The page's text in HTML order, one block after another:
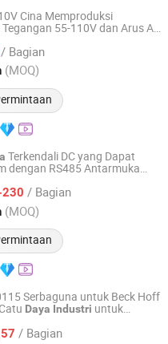
Cina Memproduksi
55-110V dan Arus AC
Listrik
/ Bagian
(MOQ)mulai 2010
Terkendali DC yang Dapat
dengan RS485 Antarmuka
/ Bagian
(MOQ)
Co., Ltd.
Harga mulai 2026
Serbaguna untuk Beck Hoff
Daya Industri untuk
/ Bagian
Co., Ltd.